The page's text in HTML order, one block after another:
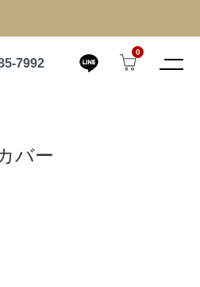
7992
0
バー